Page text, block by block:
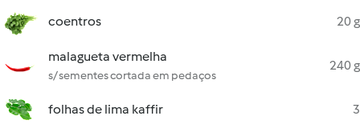
coentros 20 g
malagueta vermelha
s/ sementes cortada em pedaços
240 g
folhas de lima kaffir 3